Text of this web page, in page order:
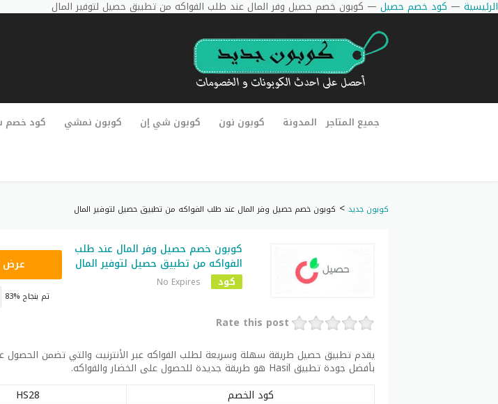
الرئيسية — كود خصم حصيل — كوبون خصم حصيل وفر المال عند طلب الفواكه من تطبيق حصيل لتوفير المال
جميع المتاجر المدونة كوبون نون كوبون شي إن كوبون نمشي كود خصم
كوبون جديد > كوبون خصم حصيل وفر المال عند طلب الفواكه من تطبيق حصيل لتوفير المال
كوبون خصم حصيل وفر المال عند طلب
الفواكه من تطبيق حصيل لتوفير المال
كود No Expires
عرض
83% تم بنجاح
Rate this post
يقدم تطبيق حصيل طريقة سهلة وسريعة لطلب الفواكه عبر الأنترنيت والتي تضمن
بأفضل جودة تطبيق Hasil هو طريقة جديدة للحصول على الخضار والفواكه.
كود الخصم
HS28